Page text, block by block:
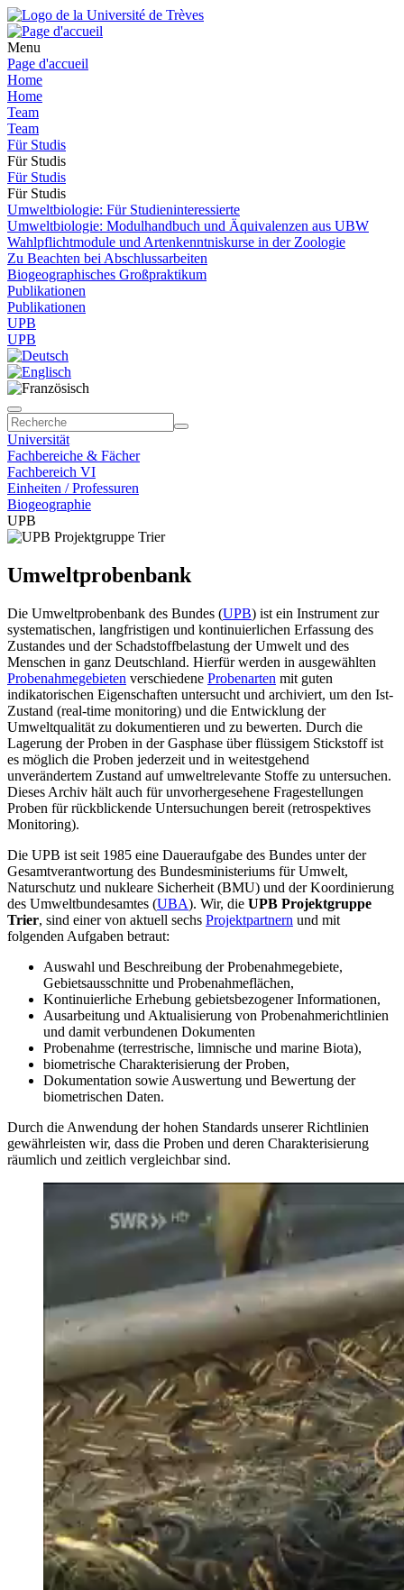
Menu
Page d'accueil
Home
Home
Team
Team
Für Studis
Für Studis
Für Studis
Für Studis
Umweltbiologie: Für Studieninteressierte
Umweltbiologie: Modulhandbuch und Äquivalenzen aus UBW
Wahlpflichtmodule und Artenkenntniskurse in der Zoologie
Zu Beachten bei Abschlussarbeiten
Biogeographisches Großpraktikum
Publikationen
Publikationen
UPB
UPB
Universität
Fachbereiche & Fächer
Fachbereich VI
Einheiten / Professuren
Biogeographie
UPB
Umweltprobenbank
Die Umweltprobenbank des Bundes (UPB) ist ein Instrument zur
systematischen, langfristigen und kontinuierlichen Erfassung des
Zustandes und der Schadstoffbelastung der Umwelt und des
Menschen in ganz Deutschland. Hierfür werden in ausgewählten
Probenahmegebieten verschiedene Probenarten mit guten
indikatorischen Eigenschaften untersucht und archiviert, um den Ist-
Zustand (real-time monitoring) und die Entwicklung der
Umweltqualität zu dokumentieren und zu bewerten. Durch die
Lagerung der Proben in der Gasphase über flüssigem Stickstoff ist
es möglich die Proben jederzeit und in weitestgehend
unverändertem Zustand auf umweltrelevante Stoffe zu untersuchen.
Dieses Archiv hält auch für unvorhergesehene Fragestellungen
Proben für rückblickende Untersuchungen bereit (retrospektives
Monitoring).
Die UPB ist seit 1985 eine Daueraufgabe des Bundes unter der
Gesamtverantwortung des Bundesministeriums für Umwelt,
Naturschutz und nukleare Sicherheit (BMU) und der Koordinierung
des Umweltbundesamtes (UBA). Wir, die UPB Projektgruppe
Trier, sind einer von aktuell sechs Projektpartnern und mit
folgenden Aufgaben betraut:
Auswahl und Beschreibung der Probenahmegebiete,
Gebietsausschnitte und Probenahmeflächen,
Kontinuierliche Erhebung gebietsbezogener Informationen,
Ausarbeitung und Aktualisierung von Probenahmerichtlinien
und damit verbundenen Dokumenten
Probenahme (terrestrische, limnische und marine Biota),
biometrische Charakterisierung der Proben,
Dokumentation sowie Auswertung und Bewertung der
biometrischen Daten.
Durch die Anwendung der hohen Standards unserer Richtlinien
gewährleisten wir, dass die Proben und deren Charakterisierung
räumlich und zeitlich vergleichbar sind.